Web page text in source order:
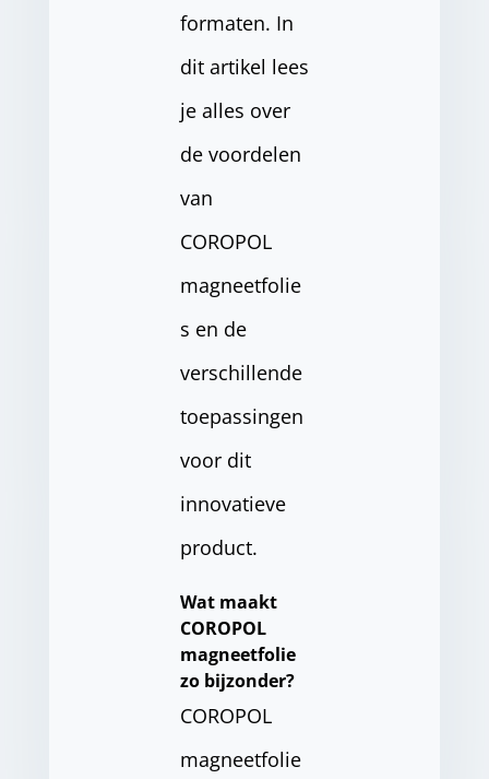
formaten. In
dit artikel lees
je alles over
de voordelen
van
COROPOL
magneetfolie
s en de
verschillende
toepassingen
voor dit
innovatieve
product.
Wat maakt
COROPOL
magneetfolie
zo bijzonder?
COROPOL
magneetfolie